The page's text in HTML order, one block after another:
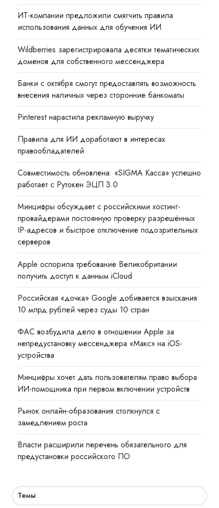
ИТ-компании предложили смягчить правила
использования данных для обучения ИИ
Wildberries зарегистрировала десятки тематических
доменов для собственного мессенджера
Банки с октября смогут предоставлять возможность
внесения наличных через сторонние банкоматы
Pinterest нарастила рекламную выручку
Правила для ИИ доработают в интересах
правообладателей
Совместимость обновлена: «SIGMA Касса» успешно
работает с Рутокен ЭЦП 3.0
Минцифры обсуждает с российскими хостинг-
провайдерами постоянную проверку разрешённых
IP-адресов и быстрое отключение подозрительных
серверов
Apple оспорила требование Великобритании
получить доступ к данным iCloud
Российская «дочка» Google добивается взыскания
10 млрд рублей через суды 10 стран
ФАС возбудила дело в отношении Apple за
непредустановку мессенджера «Макс» на iOS-
устройства
Минцифры хочет дать пользователям право выбора
ИИ-помощника при первом включении устройств
Рынок онлайн-образования столкнулся с
замедлением роста
Власти расширили перечень обязательного для
предустановки российского ПО
Темы